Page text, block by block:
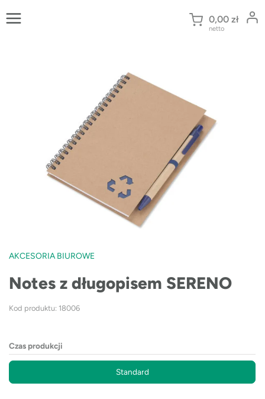
do
0,00 zł
netto
AKCESORIA BIUROWE
Notes z długopisem SERENO
Kod produktu: 18006
Czas produkcji
Standard